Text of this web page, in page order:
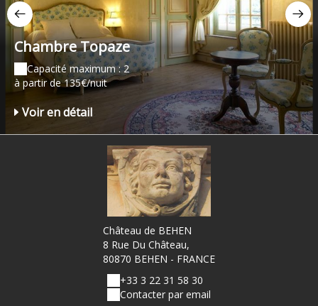
Chambre Topaze
Capacité maximum : 2
à partir de 135€/nuit
Voir en détail
Château de BEHEN
8 Rue Du Château,
80870 BEHEN - FRANCE
+33 3 22 31 58 30
Contacter par email